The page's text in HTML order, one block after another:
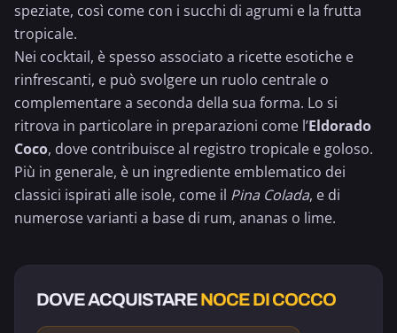
speziate, così come con i succhi di agrumi e la frutta
tropicale.
Nei cocktail, è spesso associato a ricette esotiche e
rinfrescanti, e può svolgere un ruolo centrale o
complementare a seconda della sua forma. Lo si
ritrova in particolare in preparazioni come l’Eldorado
Coco, dove contribuisce al registro tropicale e goloso.
Più in generale, è un ingrediente emblematico dei
classici ispirati alle isole, come il Pina Colada, e di
numerose varianti a base di rum, ananas o lime.
DOVE ACQUISTARENOCE DI COCCO